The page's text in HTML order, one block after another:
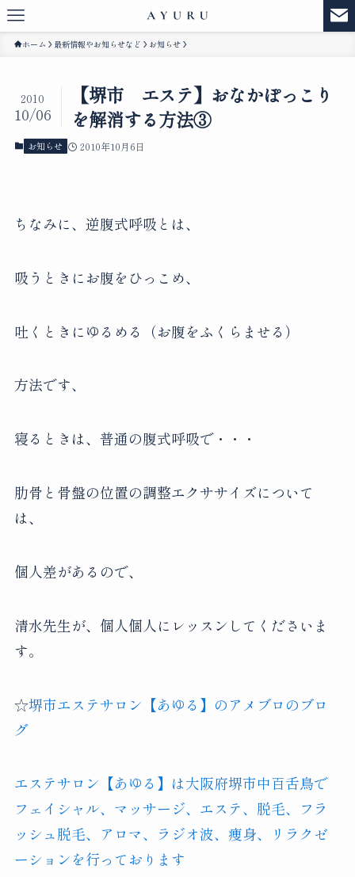
ホーム 最新情報やお知らせなど お知らせ
【堺市 エステ】おなかぽっこり
を解消する方法③
2010
10/06
お知らせ 2010年10月6日
ちなみに、逆腹式呼吸とは、
吸うときにお腹をひっこめ、
吐くときにゆるめる（お腹をふくらませる）
方法です、
寝るときは、普通の腹式呼吸で・・・
肋骨と骨盤の位置の調整エクササイズについて
は、
個人差があるので、
清水先生が、個人個人にレッスンしてくださいま
す。
☆堺市エステサロン【あゆる】のアメブロのブロ
グ
エステサロン【あゆる】は大阪府堺市中百舌鳥で
フェイシャル、マッサージ、エステ、脱毛、フラ
ッシュ脱毛、アロマ、ラジオ波、痩身、リラクゼ
ーションを行っております